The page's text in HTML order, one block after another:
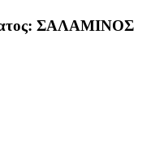
ΣΑΛΑΜΙΝΟΣ